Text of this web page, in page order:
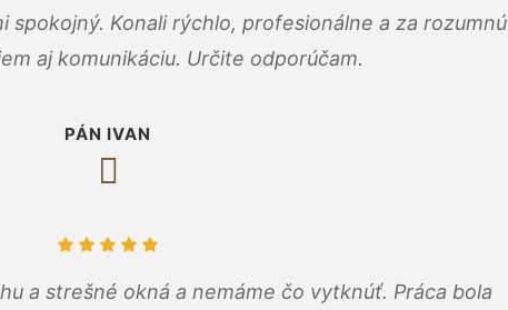
spokojný. Konali rýchlo, profesionálne a za rozumnú
aj komunikáciu. Určite odporúčam.
PÁN IVAN
a strešné okná a nemáme čo vytknúť. Práca bola